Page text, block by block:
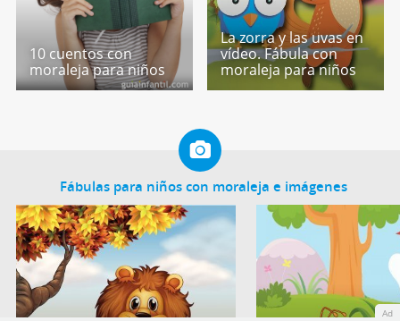
10 cuentos con
moraleja para niños
La zorra y las uvas en
vídeo. Fábula con
moraleja para niños
Fábulas para niños con moraleja e imágenes
Ad